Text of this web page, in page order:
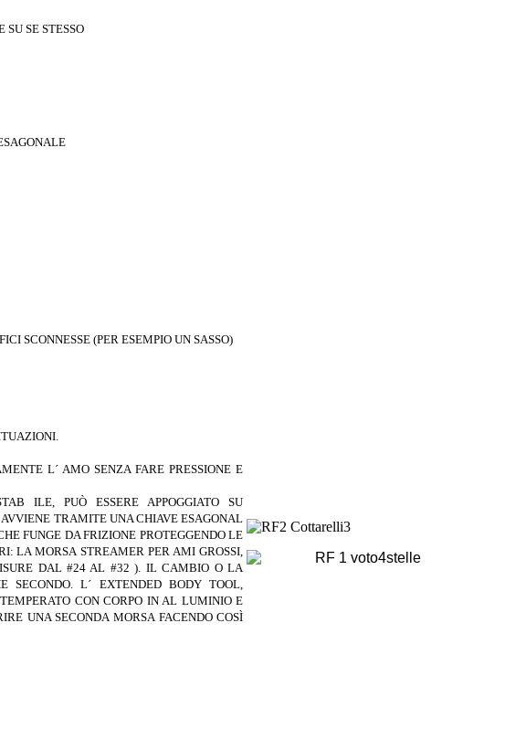
SE STESSO
SCONNESSE (PER ESEMPIO UN SASSO)
L´ AMO SENZA FARE PRESSIONE E
ILE, PUÒ ESSERE APPOGGIATO SU
TRAMITE UNA CHIAVE ESAGONAL
FUNGE DA FRIZIONE PROTEGGENDO LE
LA MORSASTREAMER PER AMI GROSSI,
DAL #24 AL #32 ). IL CAMBIO O LA
SECONDO. L´ EXTENDED BODY TOOL,
CONCORPO IN AL LUMINIO E
UNA SECONDA MORSA FACENDOCOSÌ